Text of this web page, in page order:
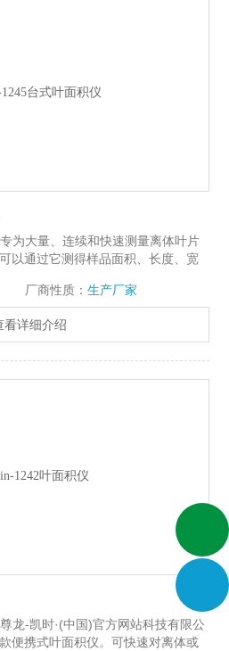
为大量、连续和快速测量离体叶片
以通过它测得样品面积、长度、宽
进行统计学意义上的测量。适合生
厂商性质： 生产厂家
看详细介绍
凯时·(中国)官方网站科技有限公
便携式叶面积仪。可快速对离体或